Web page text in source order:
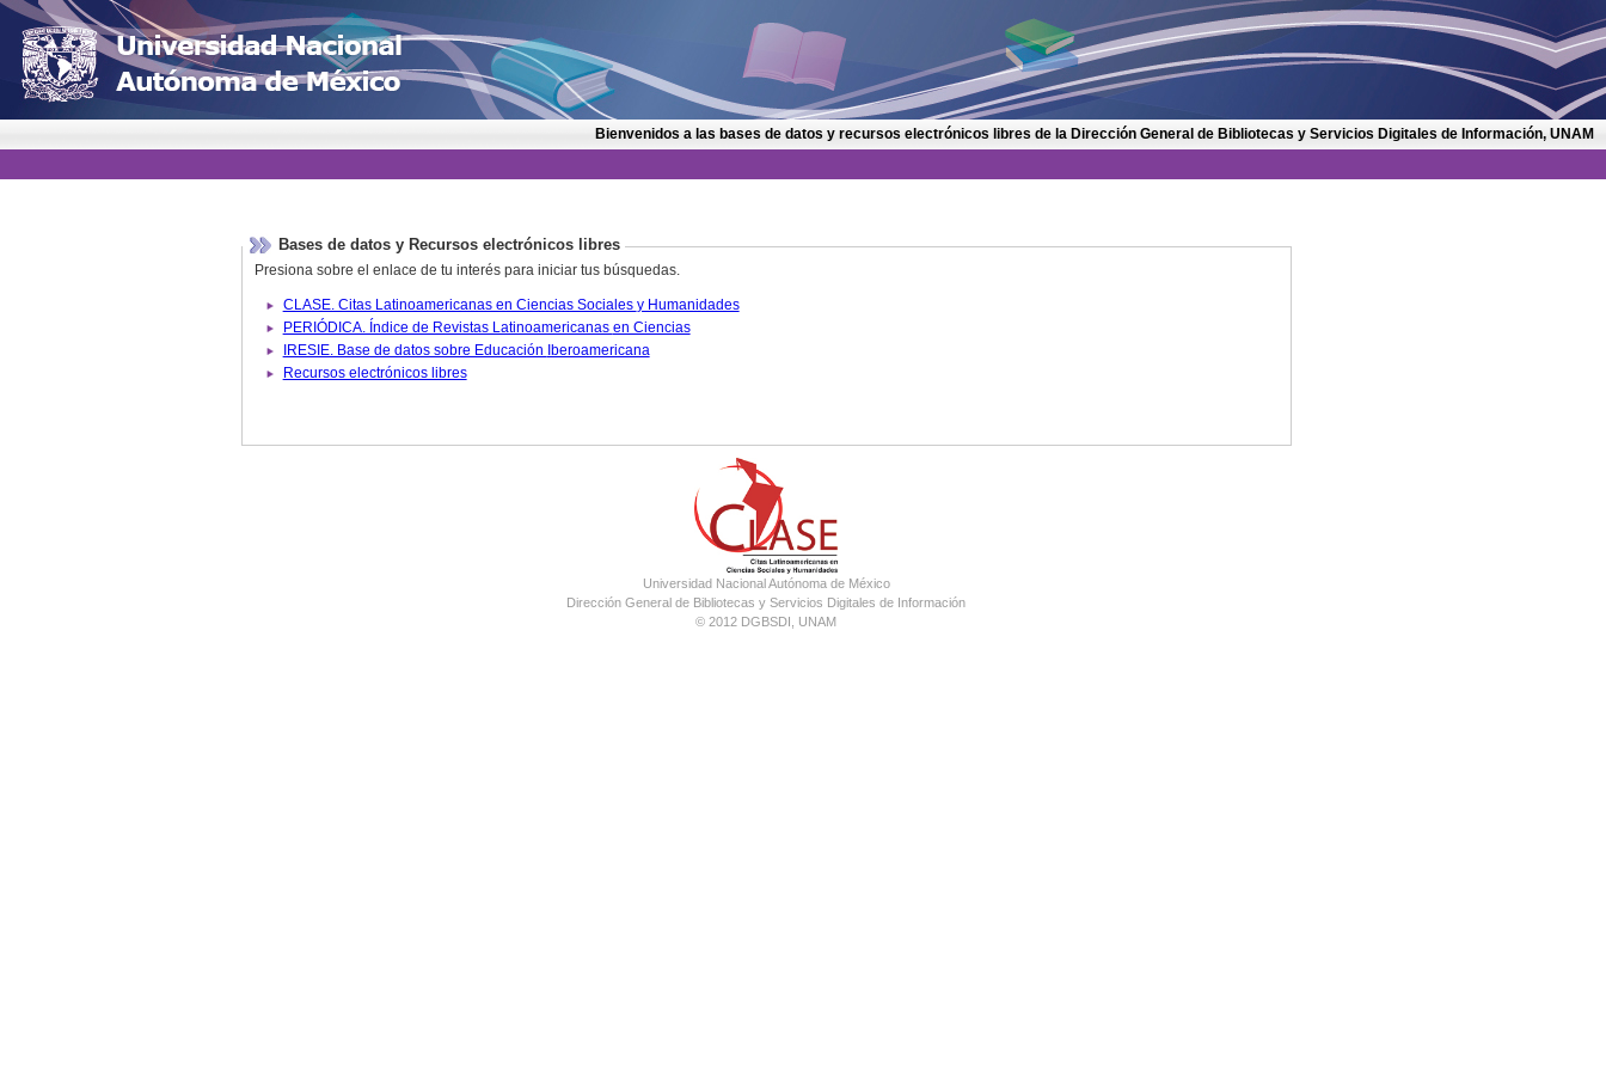
Bienvenidos a las bases de datos y recursos electrónicos libres de la Dirección General de Bibliotecas y Servicios Digitales de Información, UNAM
Bases de datos y Recursos electrónicos libres
Presiona sobre el enlace de tu interés para iniciar tus búsquedas.
CLASE. Citas Latinoamericanas en Ciencias Sociales y Humanidades
PERIÓDICA. Índice de Revistas Latinoamericanas en Ciencias
IRESIE. Base de datos sobre Educación Iberoamericana
Recursos electrónicos libres
Universidad Nacional Autónoma de México
Dirección General de Bibliotecas y Servicios Digitales de Información
© 2012 DGBSDI, UNAM